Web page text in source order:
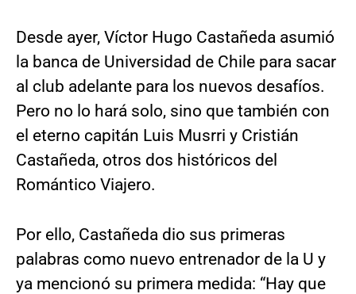
Desde ayer, Víctor Hugo Castañeda asumió
la banca de Universidad de Chile para sacar
al club adelante para los nuevos desafíos.
Pero no lo hará solo, sino que también con
el eterno capitán Luis Musrri y Cristián
Castañeda, otros dos históricos del
Romántico Viajero.
Por ello, Castañeda dio sus primeras
palabras como nuevo entrenador de la U y
ya mencionó su primera medida: “Hay que